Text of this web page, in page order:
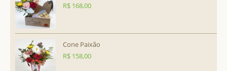
R$ 168,00
Cone Paixão
R$ 158,00